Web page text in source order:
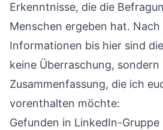
Erkenntnisse, die die
Menschen ergeben hat. Nach
Informationen bis hier sind
keine Überraschung, sondern
Zusammenfassung, die ich
vorenthalten möchte:
Gefunden in LinkedIn-Gruppe